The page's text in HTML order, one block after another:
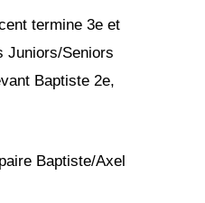
termine 3e et
Juniors/Seniors
Baptiste 2e,
Baptiste/Axel